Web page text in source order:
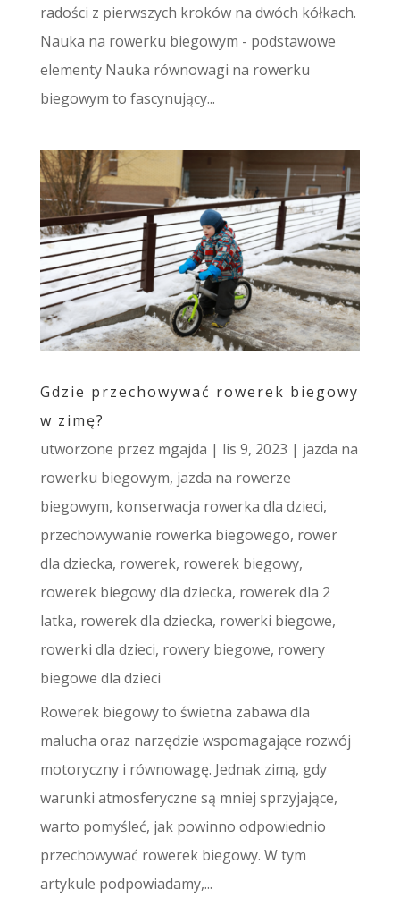
radości z pierwszych kroków na dwóch kółkach.
Nauka na rowerku biegowym - podstawowe
elementy Nauka równowagi na rowerku
biegowym to fascynujący...
Gdzie przechowywać rowerek biegowy
w zimę?
utworzone przez mgajda | lis 9, 2023 | jazda na
rowerku biegowym, jazda na rowerze
biegowym, konserwacja rowerka dla dzieci,
przechowywanie rowerka biegowego, rower
dla dziecka, rowerek, rowerek biegowy,
rowerek biegowy dla dziecka, rowerek dla 2
latka, rowerek dla dziecka, rowerki biegowe,
rowerki dla dzieci, rowery biegowe, rowery
biegowe dla dzieci
Rowerek biegowy to świetna zabawa dla
malucha oraz narzędzie wspomagające rozwój
motoryczny i równowagę. Jednak zimą, gdy
warunki atmosferyczne są mniej sprzyjające,
warto pomyśleć, jak powinno odpowiednio
przechowywać rowerek biegowy. W tym
artykule podpowiadamy,...